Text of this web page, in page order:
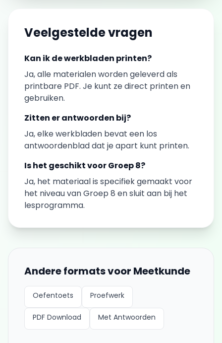
Veelgestelde vragen
Kan ik dewerkbladen printen?
Ja, alle materialen worden geleverd als
printbare PDF. Je kunt ze direct printen en
gebruiken.
Zitten er antwoorden bij?
Ja, elkewerkbladen bevat een los
antwoordenblad dat je apart kunt printen.
Is het geschikt voorGroep 8?
Ja, het materiaal is specifiek gemaakt voor
het niveau vanGroep 8 en sluit aan bij het
lesprogramma.
Andere formats voor Meetkunde
Oefentoets Proefwerk
PDF Download Met Antwoorden